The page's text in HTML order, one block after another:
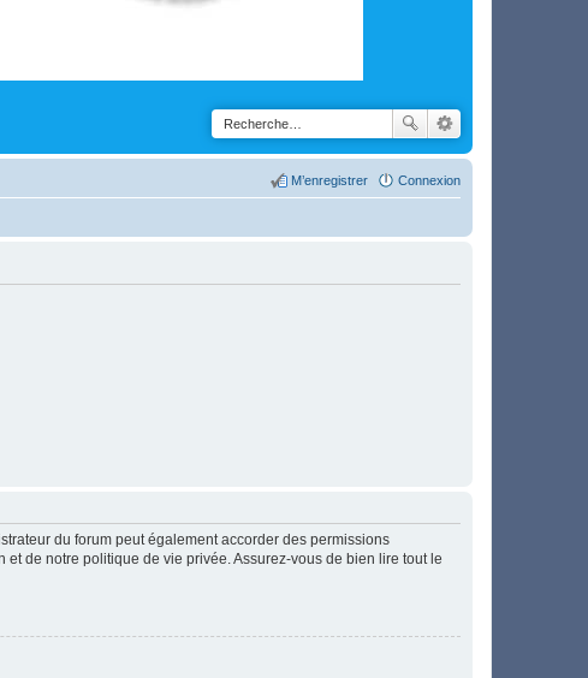
Connexion
M’enregistrer
du forum peut également accorder des permissions
de notre politique de vie privée. Assurez-vous de bien lire tout le